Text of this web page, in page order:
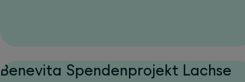
Benevita Spendenprojekt Lachse